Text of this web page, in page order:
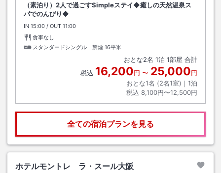
（素泊り）2人で過ごすSimpleステイ◆癒しの天然温泉ス
パでのんびり◆
IN チェックイン
15:00 / OUT チェックアウト
11:00
食事なし
スタンダードシングル 禁煙 16平米
おとな2名 1泊 1部屋 合計
税込 16,200円 〜 25,000円
おとな1名 (2名1室)｜ 1泊
税込 8,100円〜12,500円
全ての宿泊プランを見る
ホテルモントレ ラ・スール大阪